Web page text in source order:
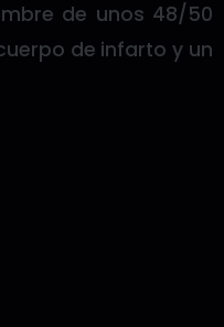
de unos 48/50
de infarto y un